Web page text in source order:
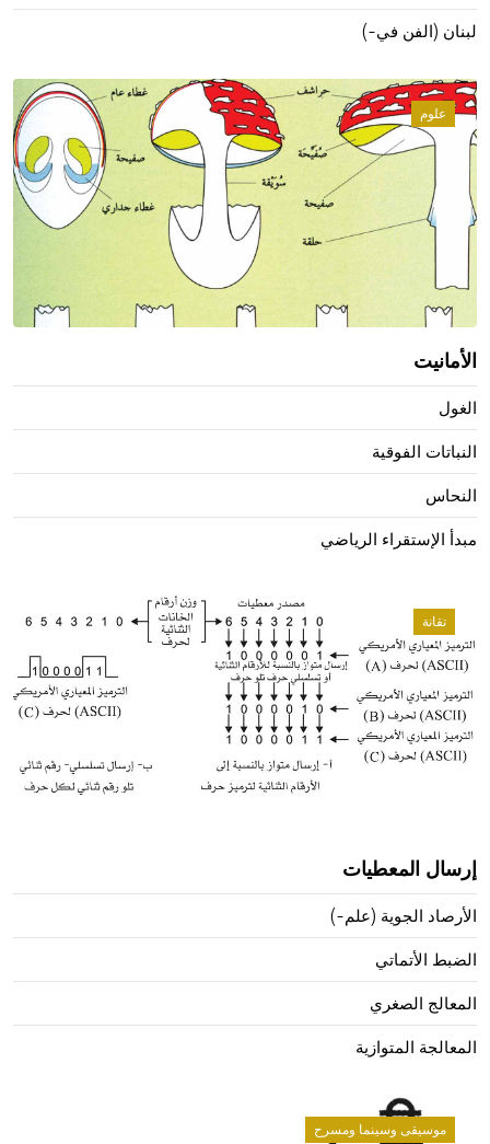
لبنان (الفن في-)
علوم
الأمانيت
الغول
النباتات الفوقية
النحاس
مبدأ الإستقراء الرياضي
تقانة
إرسال المعطيات
الأرصاد الجوية (علم-)
الضبط الأتماتي
المعالج الصغري
المعالجة المتوازية
موسيقى وسينما ومسرح